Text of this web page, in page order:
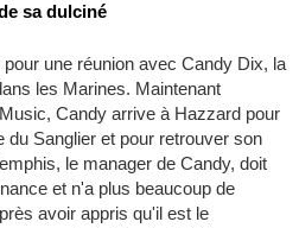
sa dulciné
une réunion avec Candy Dix, la
les Marines. Maintenant
Candy arrive à Hazzard pour
du Sanglier et pour retrouver son
le manager de Candy, doit
et n'a plus beaucoup de
avoir appris qu'il est le